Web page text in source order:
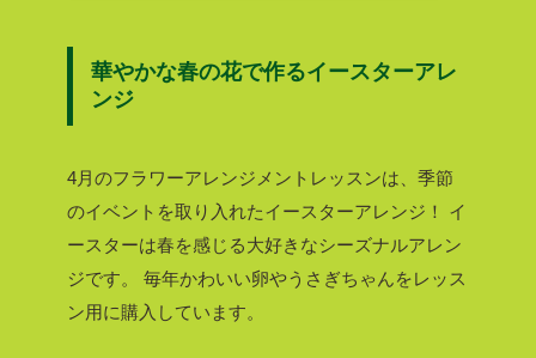
華やかな春の花で作るイースターアレ
ンジ
4月のフラワーアレンジメントレッスンは、季節
のイベントを取り入れたイースターアレンジ！
イ
ースターは春を感じる大好きなシーズナルアレン
ジです。
毎年かわいい卵やうさぎちゃんをレッス
ン用に購入しています。